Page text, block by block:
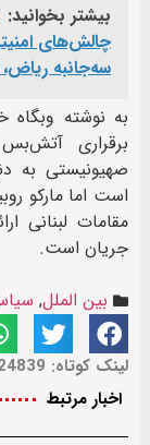
بیشتر بخوانید:
چالش‌های
سه‌جانبه ریاض،
به نوشته وبگاه
برقراری
صهیونیستی به
است اما مارکو
مقامات لبنانی
جریان است.
بین الملل,
لینک کوتاه: https://iraf.ir/?p=124839
اخبار مرتبط